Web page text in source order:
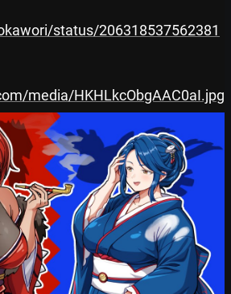
status/206318537562381
media/HKHLkcObgAAC0aI.jpg